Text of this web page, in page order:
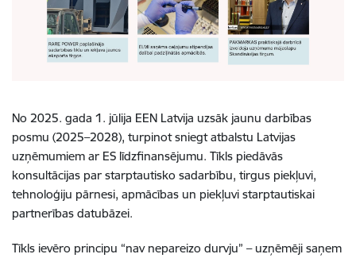
No 2025. gada 1. jūlija EEN Latvija uzsāk jaunu darbības
posmu (2025–2028), turpinot sniegt atbalstu Latvijas
uzņēmumiem ar ES līdzfinansējumu. Tīkls piedāvās
konsultācijas par starptautisko sadarbību, tirgus piekļuvi,
tehnoloģiju pārnesi, apmācības un piekļuvi starptautiskai
partnerības datubāzei.
Tīkls ievēro principu “nav nepareizo durvju” – uzņēmēji saņem